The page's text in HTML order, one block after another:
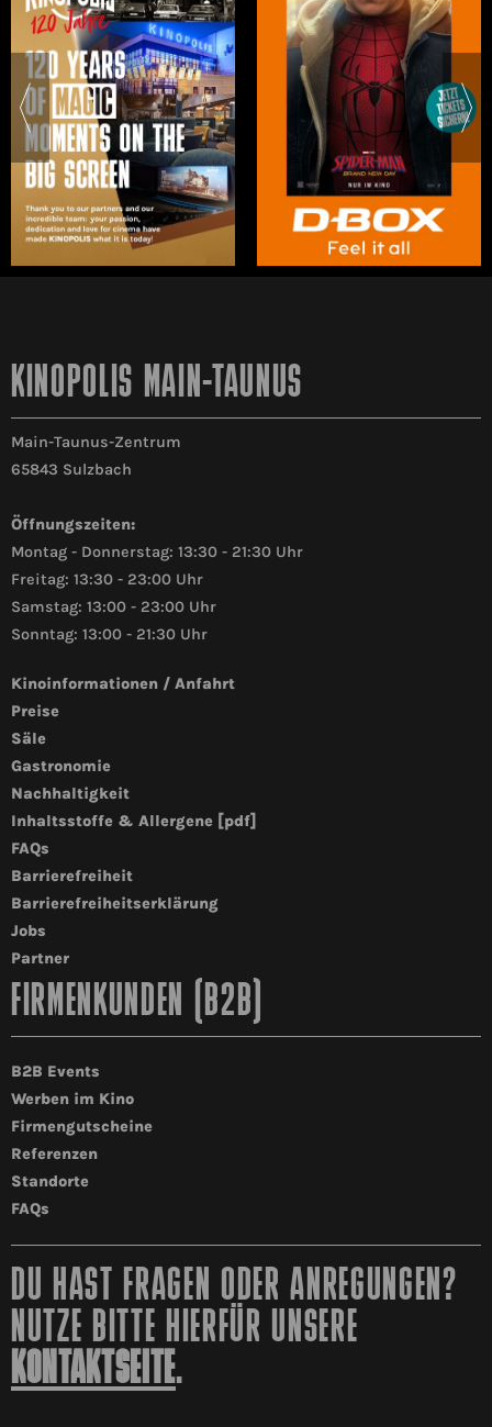
KINOPOLIS MAIN-TAUNUS
Main-Taunus-Zentrum
65843 Sulzbach
Öffnungszeiten:
Montag - Donnerstag: 13:30 - 21:30 Uhr
Freitag: 13:30 - 23:00 Uhr
Samstag: 13:00 - 23:00 Uhr
Sonntag: 13:00 - 21:30 Uhr
Kinoinformationen / Anfahrt
Preise
Säle
Gastronomie
Nachhaltigkeit
Inhaltsstoffe & Allergene [pdf]
FAQs
Barrierefreiheit
Barrierefreiheitserklärung
Jobs
Partner
FIRMENKUNDEN (B2B)
B2B Events
Werben im Kino
Firmengutscheine
Referenzen
Standorte
FAQs
DU HAST FRAGEN ODER ANREGUNGEN?
NUTZE BITTE HIERFÜR UNSERE
KONTAKTSEITE.